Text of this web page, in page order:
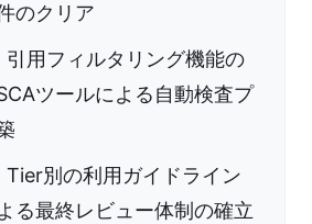
のクリア
引用フィルタリング機能の
ツールによる自動検査プ
Tier別の利用ガイドライン
る最終レビュー体制の確立